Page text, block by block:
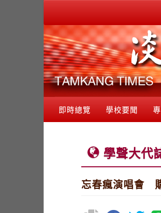
即時總覽 學校要聞
學聲大代
忘春瘋演唱會